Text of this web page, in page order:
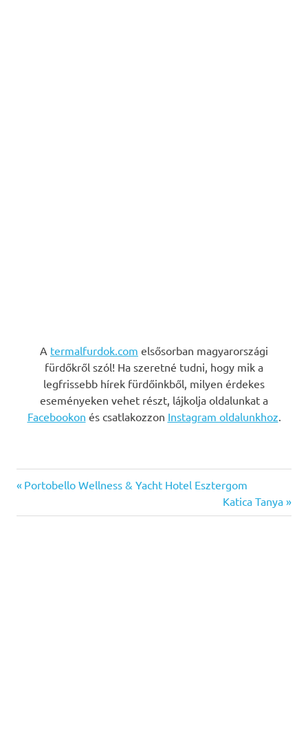
A termalfurdok.com elsősorban magyarországi
fürdőkről szól! Ha szeretné tudni, hogy mik a
legfrissebb hírek fürdőinkből, milyen érdekes
eseményeken vehet részt, lájkolja oldalunkat a
Facebookon és csatlakozzon Instagram oldalunkhoz.
Bejegyzés
navigáció
Previous
Portobello Wellness & Yacht Hotel Esztergom
Next
Post:
Katica Tanya